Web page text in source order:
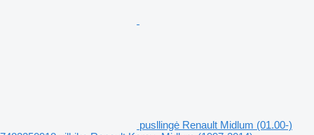
pusllingė Renault Midlum (01.00-)